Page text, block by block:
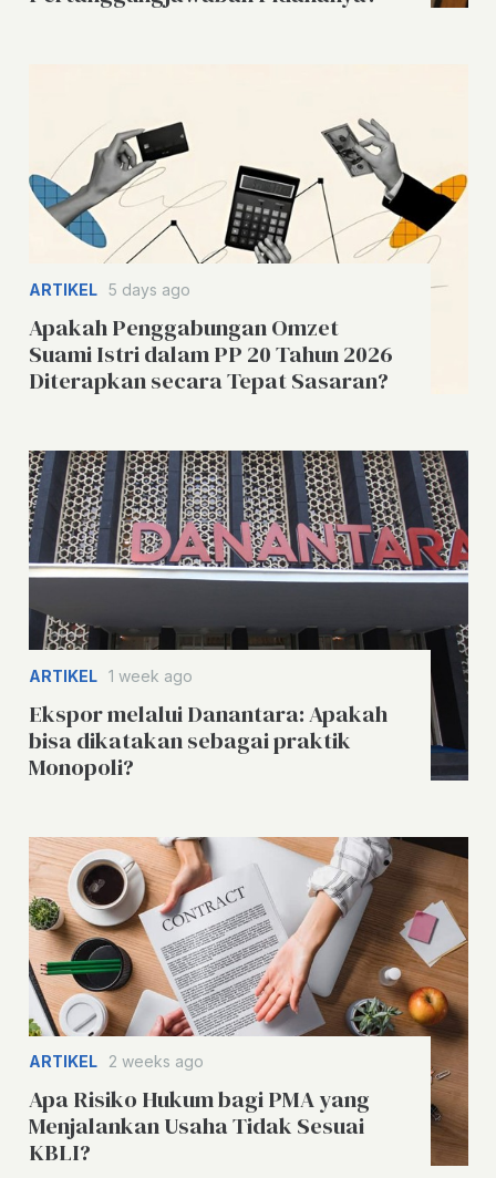
ARTIKEL 5 days ago
Apakah Penggabungan Omzet
Suami Istri dalam PP 20 Tahun 2026
Diterapkan secara Tepat Sasaran?
ARTIKEL 1 week ago
Ekspor melalui Danantara: Apakah
bisa dikatakan sebagai praktik
Monopoli?
ARTIKEL 2 weeks ago
Apa Risiko Hukum bagi PMA yang
Menjalankan Usaha Tidak Sesuai
KBLI?